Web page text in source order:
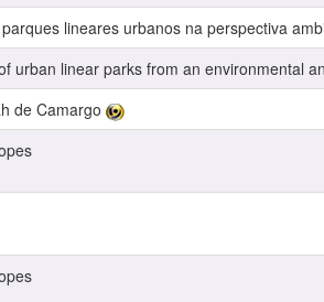
lineares urbanos na perspectiva
urban linear parks from an environmental
de Camargo